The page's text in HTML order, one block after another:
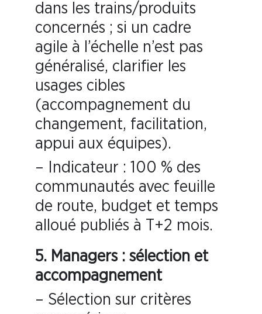
dans les trains/produits
concernés ; si un cadre
agile à l’échelle n’est pas
généralisé, clarifier les
usages cibles
(accompagnement du
changement, facilitation,
appui aux équipes).
– Indicateur : 100 % des
communautés avec feuille
de route, budget et temps
alloué publiés à T+2 mois.
5. Managers : sélection et
accompagnement
– Sélection sur critères